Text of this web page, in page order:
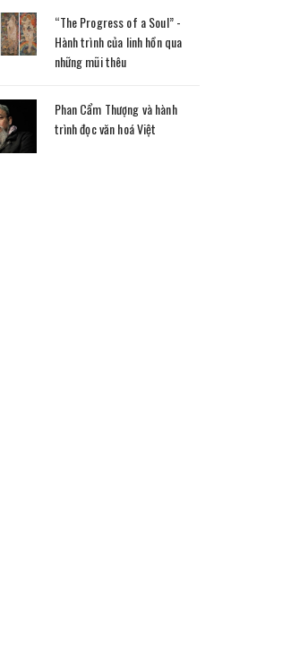
“The Progress of a Soul” -
Hành trình của linh hồn qua
những mũi thêu
Phan Cẩm Thượng và hành
trình đọc văn hoá Việt